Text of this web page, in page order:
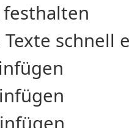
schnell